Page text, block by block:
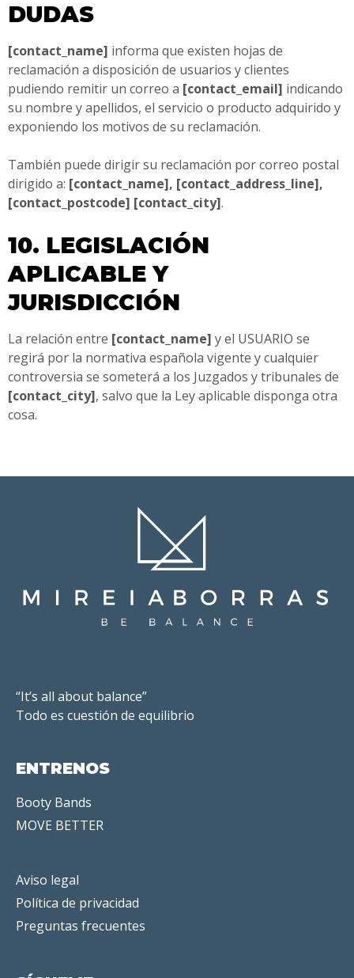
DUDAS
[contact_name] informa que existen hojas de
reclamación a disposición de usuarios y clientes
pudiendo remitir un correo a [contact_email] indicando
su nombre y apellidos, el servicio o producto adquirido y
exponiendo los motivos de su reclamación.
También puede dirigir su reclamación por correo postal
dirigido a: [contact_name], [contact_address_line],
[contact_postcode] [contact_city].
10. LEGISLACIÓN
APLICABLE Y
JURISDICCIÓN
La relación entre [contact_name] y el USUARIO se
regirá por la normativa española vigente y cualquier
controversia se someterá a los Juzgados y tribunales de
[contact_city], salvo que la Ley aplicable disponga otra
cosa.
“It’s all about balance”
Todo es cuestión de equilibrio
ENTRENOS
Booty Bands
MOVE BETTER
Aviso legal
Política de privacidad
Preguntas frecuentes